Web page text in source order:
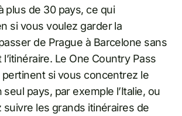
plus de 30 pays, ce qui
si vous voulez garder la
de Prague à Barcelone sans
Le One Country Pass
si vous concentrez le
pays, par exemple l’Italie, ou
suivre les grands itinéraires de